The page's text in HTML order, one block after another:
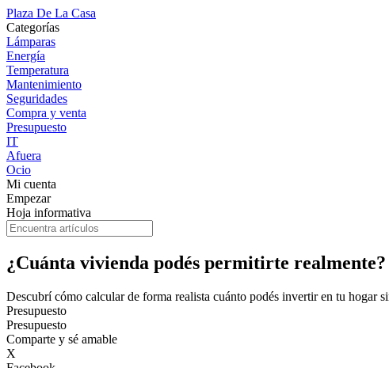
Plaza De La Casa
Categorías
Lámparas
Energía
Temperatura
Mantenimiento
Seguridades
Compra y venta
Presupuesto
IT
Afuera
Ocio
Mi cuenta
Empezar
Hoja informativa
¿Cuánta vivienda podés permitirte realmente?
Descubrí cómo calcular de forma realista cuánto podés invertir en tu hogar
Presupuesto
Presupuesto
Comparte y sé amable
X